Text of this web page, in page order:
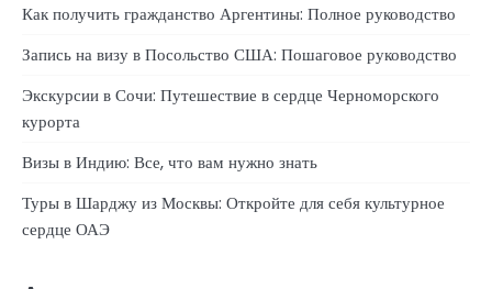
Как получить гражданство Аргентины: Полное руководство
Запись на визу в Посольство США: Пошаговое руководство
Экскурсии в Сочи: Путешествие в сердце Черноморского
курорта
Визы в Индию: Все, что вам нужно знать
Туры в Шарджу из Москвы: Откройте для себя культурное
сердце ОАЭ